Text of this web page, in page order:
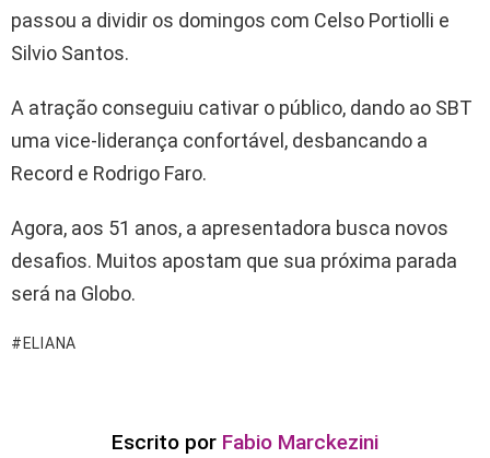
passou a dividir os domingos com Celso Portiolli e
Silvio Santos.
A atração conseguiu cativar o público, dando ao SBT
uma vice-liderança confortável, desbancando a
Record e Rodrigo Faro.
Agora, aos 51 anos, a apresentadora busca novos
desafios. Muitos apostam que sua próxima parada
será na Globo.
ELIANA
Escrito por Fabio Marckezini